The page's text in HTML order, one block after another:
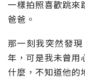
一樣拍照喜歡跳來
爸爸。
那一刻我突然發
年，可是我未曾用
什麼，不知道他的